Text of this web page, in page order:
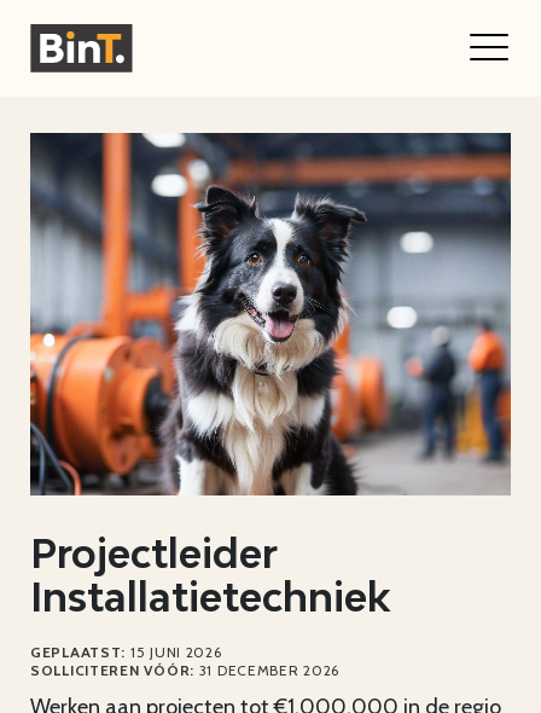
Projectleider
Installatietechniek
GEPLAATST: 15 JUNI 2026
SOLLICITEREN VÓÓR: 31 DECEMBER 2026
Werken aan projecten tot €1.000.000 in de regio